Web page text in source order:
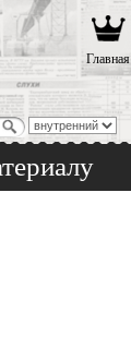
Главная